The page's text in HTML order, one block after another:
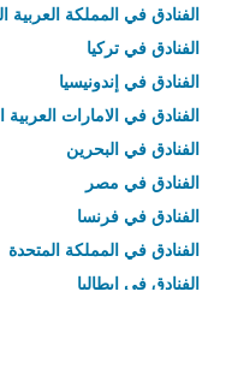
الفنادق في المملكة العربية
الفنادق في تركيا
الفنادق في إندونيسيا
الفنادق في الامارات العربية
الفنادق في البحرين
الفنادق في مصر
الفنادق في فرنسا
الفنادق في المملكة المتحدة
الفنادق في إيطاليا